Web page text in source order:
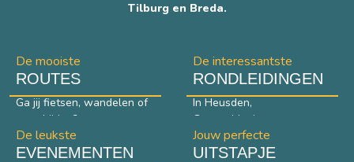
Tilburg en Breda.
De mooiste
ROUTES
Ga jij fietsen, wandelen of
paardrijden?
De interessantste
RONDLEIDINGEN
In Heusden,
Geertruidenberg en
Waalwijk.
De leukste
EVENEMENTEN
Jouw perfecte
UITSTAPJE